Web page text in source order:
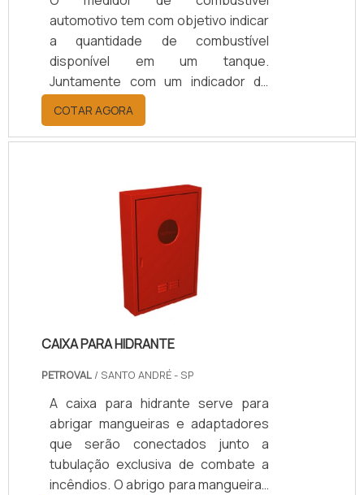
automotivo tem com objetivo indicar
a quantidade de combustível
disponível em um tanque.
Juntamente com um indicador de
nível de combustível, O produto,
juntamente com um indicador de
nível de combustível, atua como
Além disso, o equipamento
apresenta: Ótima durabilidade;
Resistência; Longa vida útil; Melhor
custo-benefício do mercado.O
medidor de combustível opera de
forma simples e ágil, a fim de
oferecer o melhor serviço para o
COTAR AGORA
CAIXA PARA HIDRANTE
PETROVAL / SANTO ANDRÉ - SP
A caixa para hidrante serve para
abrigar mangueiras e adaptadores
que serão conectados junto a
tubulação exclusiva de combate a
incêndios. O abrigo para mangueiras